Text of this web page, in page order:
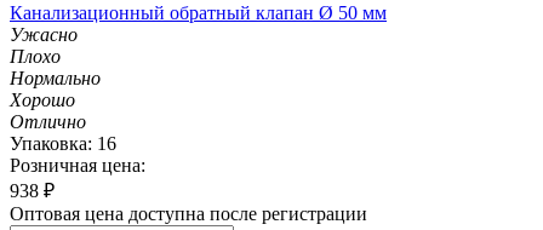
Канализационный обратный клапан Ø 50 мм
Ужасно
Плохо
Нормально
Хорошо
Отлично
Упаковка: 16
Розничная цена:
938 ₽
Оптовая цена доступна после регистрации